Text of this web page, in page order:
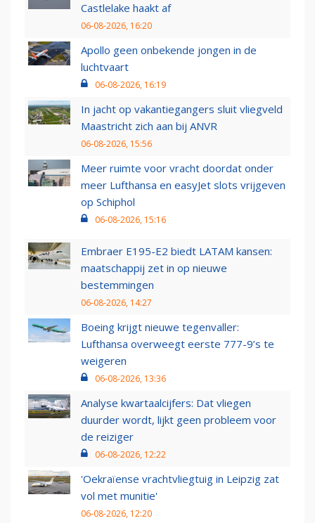
Castlelake haakt af
06-08-2026, 16:20
Apollo geen onbekende jongen in de
luchtvaart
06-08-2026, 16:19
In jacht op vakantiegangers sluit vliegveld
Maastricht zich aan bij ANVR
06-08-2026, 15:56
Meer ruimte voor vracht doordat onder
meer Lufthansa en easyJet slots vrijgeven
op Schiphol
06-08-2026, 15:16
Embraer E195-E2 biedt LATAM kansen:
maatschappij zet in op nieuwe
bestemmingen
06-08-2026, 14:27
Boeing krijgt nieuwe tegenvaller:
Lufthansa overweegt eerste 777-9’s te
weigeren
06-08-2026, 13:36
Analyse kwartaalcijfers: Dat vliegen
duurder wordt, lijkt geen probleem voor
de reiziger
06-08-2026, 12:22
'Oekraïense vrachtvliegtuig in Leipzig zat
vol met munitie'
06-08-2026, 12:20